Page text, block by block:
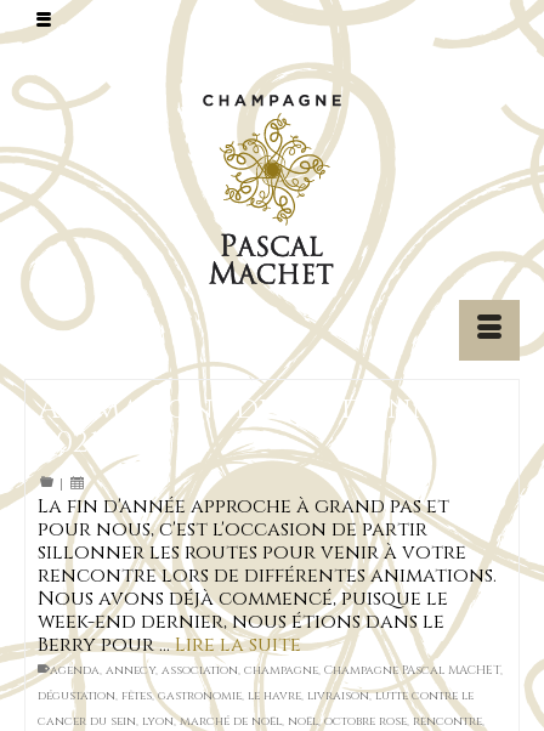
Animations de fin d’année
2021
|
La fin d'année approche à grand pas et
pour nous, c'est l'occasion de partir
sillonner les routes pour venir à votre
rencontre lors de différentes animations.
Nous avons déjà commencé, puisque le
week-end dernier, nous étions dans le
Berry pour …Lire la suite
agenda, annecy, association, champagne, Champagne PAscal MACHET,
dégustation, fêtes,gastronomie, le havre, livraison,lutte contre le
cancer du sein, lyon,marché de noël, noël,octobre rose, rencontre,